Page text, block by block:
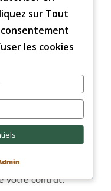
depuis
prix et services
ne prenez pas
les
est au
votre contrat.
sur Tout
les cookies